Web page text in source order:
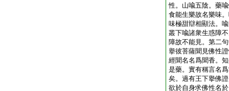
性。山喩五陰。藥
食能生樂故名樂味
味極甜辯相顯法。
叢下喩諸衆生惑障
障故不能見。第二
擧彼菩薩聞見佛性
經聞名名爲聞香。
是藥。實有稱言名
矣。過有王下擧佛
欲於自身求佛性名